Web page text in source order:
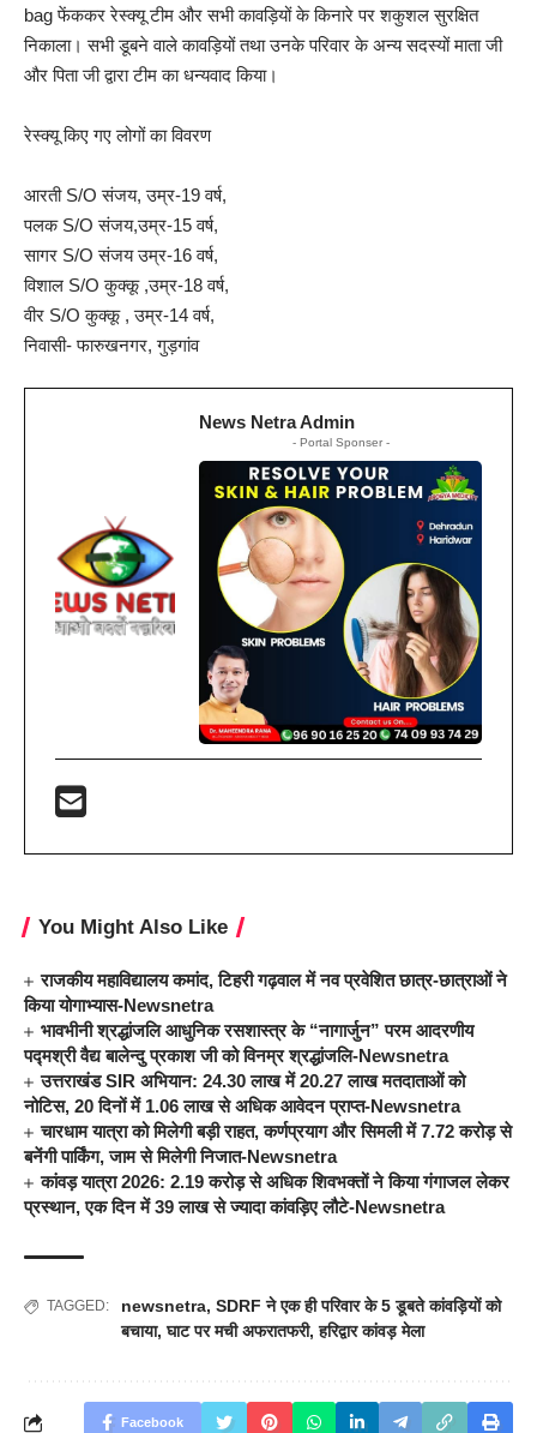
bag फेंककर रेस्क्यू टीम और सभी कावड़ियों के किनारे पर शकुशल सुरक्षित
निकाला। सभी डूबने वाले कावड़ियों तथा उनके परिवार के अन्य सदस्यों माता जी
और पिता जी द्वारा टीम का धन्यवाद किया।
रेस्क्यू किए गए लोगों का विवरण
आरती S/O संजय, उम्र-19 वर्ष,
पलक S/O संजय,उम्र-15 वर्ष,
सागर S/O संजय उम्र-16 वर्ष,
विशाल S/O कुक्कू ,उम्र-18 वर्ष,
वीर S/O कुक्कू , उम्र-14 वर्ष,
निवासी- फारुखनगर, गुड़गांव
News Netra Admin
- Portal Sponser -
You Might Also Like
राजकीय महाविद्यालय कमांद, टिहरी गढ़वाल में नव प्रवेशित छात्र-छात्राओं ने
किया योगाभ्यास-Newsnetra
भावभीनी श्रद्धांजलि आधुनिक रसशास्त्र के “नागार्जुन” परम आदरणीय
पद्मश्री वैद्य बालेन्दु प्रकाश जी को विनम्र श्रद्धांजलि-Newsnetra
उत्तराखंड SIR अभियान: 24.30 लाख में 20.27 लाख मतदाताओं को
नोटिस, 20 दिनों में 1.06 लाख से अधिक आवेदन प्राप्त-Newsnetra
चारधाम यात्रा को मिलेगी बड़ी राहत, कर्णप्रयाग और सिमली में 7.72 करोड़ से
बनेंगी पार्किंग, जाम से मिलेगी निजात-Newsnetra
कांवड़ यात्रा 2026: 2.19 करोड़ से अधिक शिवभक्तों ने किया गंगाजल लेकर
प्रस्थान, एक दिन में 39 लाख से ज्यादा कांवड़िए लौटे-Newsnetra
TAGGED: newsnetra, SDRF ने एक ही परिवार के 5 डूबते कांवड़ियों को
बचाया,घाट पर मची अफरातफरी,हरिद्वार कांवड़ मेला
Facebook